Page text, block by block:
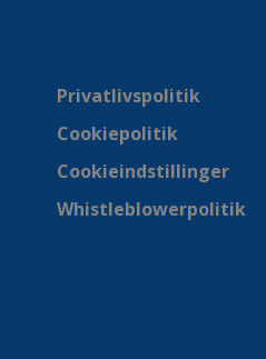
Privatlivspolitik
Cookiepolitik
Cookieindstillinger
Whistleblowerpolitik